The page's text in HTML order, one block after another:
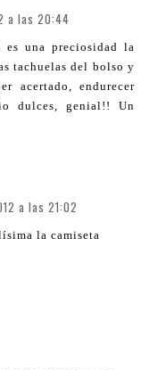
a las 20:44
es una preciosidad la
tachuelas del bolso y
acertado, endurecer
dulces, genial!! Un
a las 21:02
la camiseta